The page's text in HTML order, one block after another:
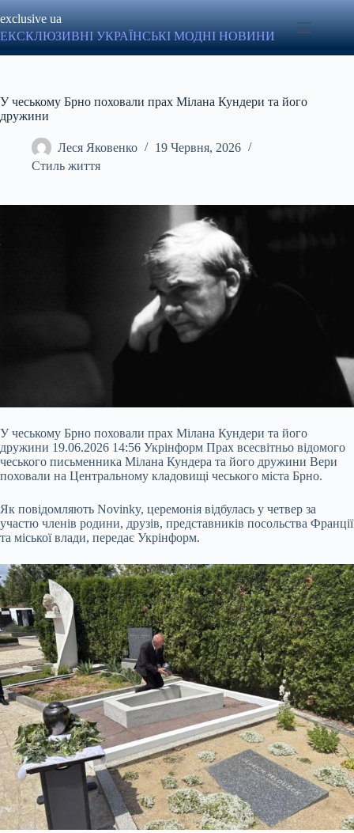
до
вмісту
exclusive ua
ЕКСКЛЮЗИВНІ УКРАЇНСЬКІ МОДНІ НОВИНИ
У чеському Брно поховали прах Мілана Кундери та його
дружини
Леся Яковенко
19 Червня, 2026
Стиль життя
У чеському Брно поховали прах Мілана Кундери та його
дружини 19.06.2026 14:56 Укрінформ Прах всесвітньо відомого
чеського письменника Мілана Кундера та його дружини Вери
поховали на Центральному кладовищі чеського міста Брно.
Як повідомляють Novinky, церемонія відбулась у четвер за
участю членів родини, друзів, представників посольства Франції
та міської влади, передає Укрінформ.